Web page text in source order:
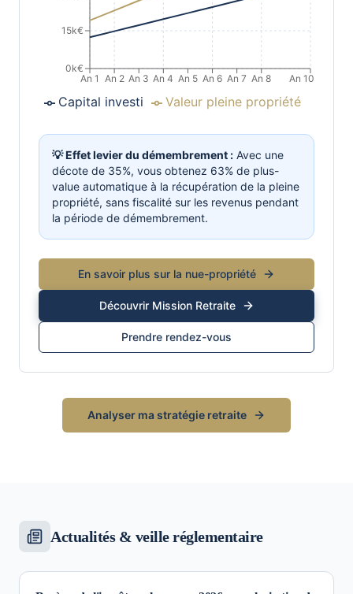
An 1 An 2 An 3 An 4 An 5 An 6 An 7 An 8 An 10
0k€
15k€
Capital investi Valeur pleine propriété
💡 Effet levier du démembrement : Avec une
décote de 35%, vous obtenez 63% de plus-
value automatique à la récupération de la pleine
propriété, sans fiscalité sur les revenus pendant
la période de démembrement.
En savoir plus sur la nue-propriété
Découvrir Mission Retraite
Prendre rendez-vous
Analyser ma stratégie retraite
Actualités & veille réglementaire